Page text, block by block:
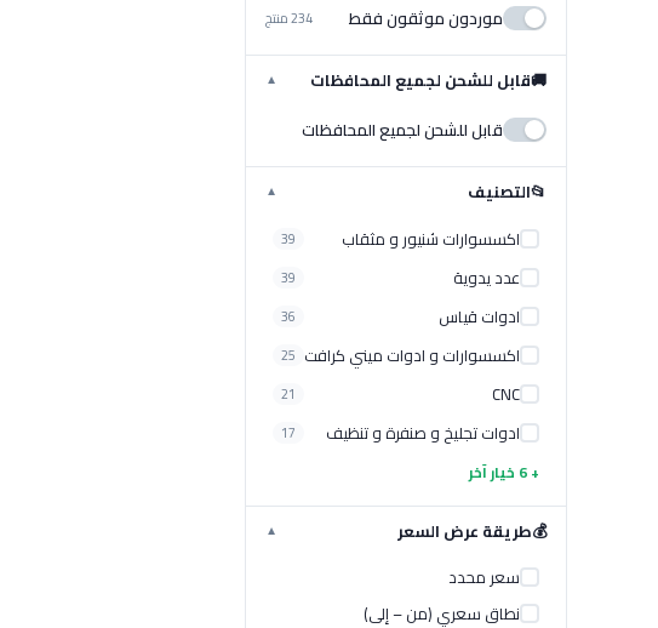
موردون موثقون فقط 234 منتج
🚚قابل للشحن لجميع المحافظات ▼
قابل للشحن لجميع المحافظات
📂التصنيف ▼
اكسسوارات شنيور و مثقاب 39
عدد يدوية 39
ادوات قياس 36
اكسسوارات و ادوات ميني كرافت 25
CNC
21
ادوات تجليخ و صنفرة و تنظيف 17
+ 6 خيار آخر
💰طريقة عرض السعر ▼
سعر محدد
نطاق سعري (من – إلى)